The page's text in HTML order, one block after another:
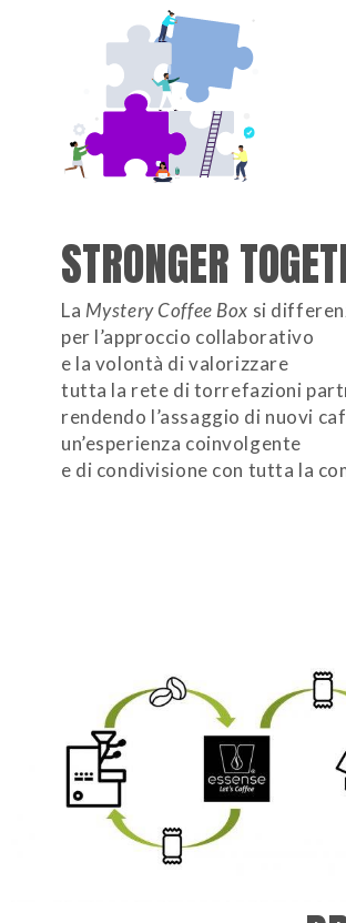
STRONGER
La Mystery Coffee Box si
per l’approccio collaborativo
e la volontà di valorizzare
tutta la rete di torrefazioni
rendendo l’assaggio di nuovi
un’esperienza coinvolgente
e di condivisione con tutta la